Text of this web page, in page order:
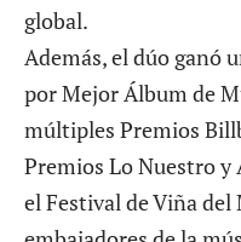
global.
Además, el dúo ganó
por Mejor Álbum de
múltiples Premios
Premios Lo Nuestro y
el Festival de Viña